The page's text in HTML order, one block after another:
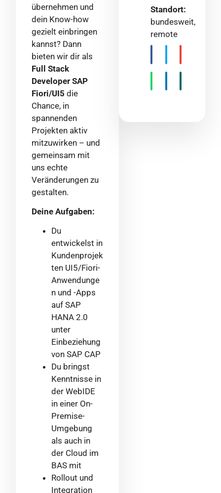
übernehmen und
dein Know-how
gezielt einbringen
kannst? Dann
bieten wir dir als
Full Stack
Developer SAP
Fiori/UI5 die
Chance, in
spannenden
Projekten aktiv
mitzuwirken – und
gemeinsam mit
uns echte
Veränderungen zu
gestalten.
Deine Aufgaben:
Du
entwickelst in
Kundenprojek
ten UI5/Fiori-
Anwendunge
n und -Apps
auf SAP
HANA 2.0
unter
Einbeziehung
von SAP CAP
Du bringst
Kenntnisse in
der WebIDE
in einer On-
Premise-
Umgebung
als auch in
der Cloud im
BAS mit
Rollout und
Integration
Standort:
bundesweit,
remote